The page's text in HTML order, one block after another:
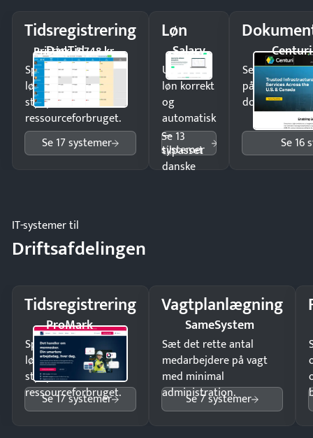
Tidsregistrering
DanTid
Pristjek: 5.748 kr
Spar tid på
lønberegning og få
styr på
ressourceforbruget.
Se 17 systemer
Løn
Salary
Udbetal
løn korrekt
og
automatisk
—
tilpasset
danske
Se 13
systemer
Centuri
Send
på minutter
dokumenter.
Se 16
IT-systemer til
Driftsafdelingen
Tidsregistrering
ProMark
Spar tid på
lønberegning og få
styr på
ressourceforbruget.
Se 17 systemer
Vagtplanlægning
SameSystem
Sæt det rette antal
medarbejdere på vagt
med minimal
administration.
Se 7 systemer